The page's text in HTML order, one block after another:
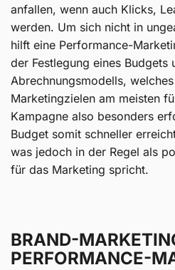
anfallen, wenn auch Klicks,
werden. Um sich nicht in
hilft eine Performance-
der Festlegung eines Budgets
Abrechnungsmodells,
Marketingzielen am meisten
Kampagne also besonders
Budget somit schneller
was jedoch in der Regel als
für das Marketing spricht.
BRAND-
PERFORMANCE-